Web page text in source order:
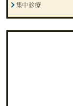
集中診療